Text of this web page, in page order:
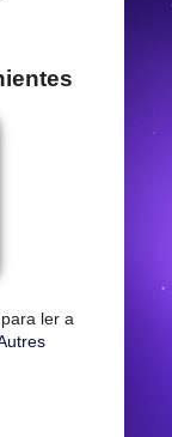
ler a